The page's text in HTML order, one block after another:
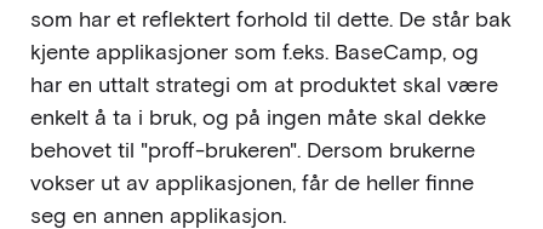
som har et reflektert forhold til dette. De står bak
kjente applikasjoner som f.eks. BaseCamp, og
har en uttalt strategi om at produktet skal være
enkelt å ta i bruk, og på ingen måte skal dekke
behovet til "proff-brukeren". Dersom brukerne
vokser ut av applikasjonen, får de heller finne
seg en annen applikasjon.